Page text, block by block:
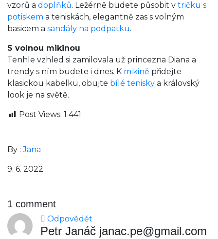
vzorů a doplňků. Ležérně budete působit v tričku s
potiskem a teniskách, elegantně zas s volným
basicem a sandály na podpatku.
S volnou mikinou
Tenhle vzhled si zamilovala už princezna Diana a
trendy s ním budete i dnes. K mikině přidejte
klasickou kabelku, obujte bílé tenisky a královský
look je na světě.
Post Views: 1 441
By :Jana
9. 6. 2022
1 comment
Odpovědět
Petr Janáč janac.pe@gmail.com